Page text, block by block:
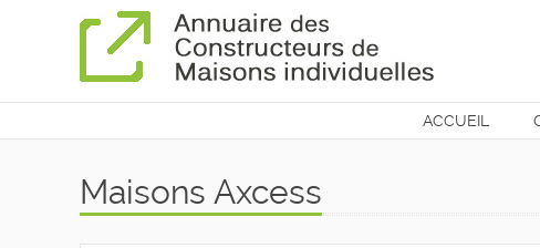
ACCUEIL
Maisons Axcess